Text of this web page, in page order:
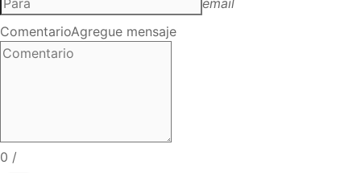
ComentarioAgregue mensaje
0 /